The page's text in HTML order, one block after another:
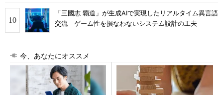
「三國志 覇道」が生成AIで実現したリアルタイム異言語
交流 ゲーム性を損なわないシステム設計の工夫
今、あなたにオススメ